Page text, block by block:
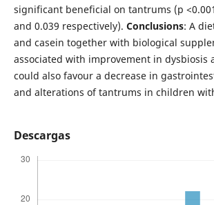
significant beneficial on tantrums (p
and 0.039 respectively). Conclusions: A
and casein together with biological
associated with improvement in dysbiosis
could also favour a decrease in
and alterations of tantrums in children
Descargas